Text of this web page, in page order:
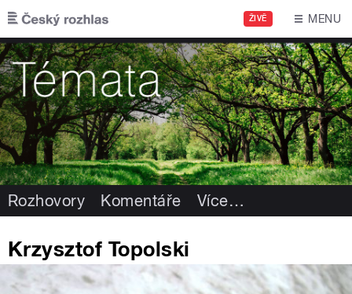
Přejít k hlavnímu obsahu
ŽIVĚ MENU
Rozhovory Komentáře Více…
Krzysztof Topolski